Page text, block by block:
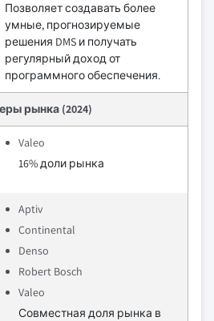
Позволяет создавать более
умные, прогнозируемые
решения DMS и получать
регулярный доход от
программного обеспечения.
рынка (2024)
Valeo
16% доли рынка
Aptiv
Continental
Denso
Robert Bosch
Valeo
Совместная доля рынка в